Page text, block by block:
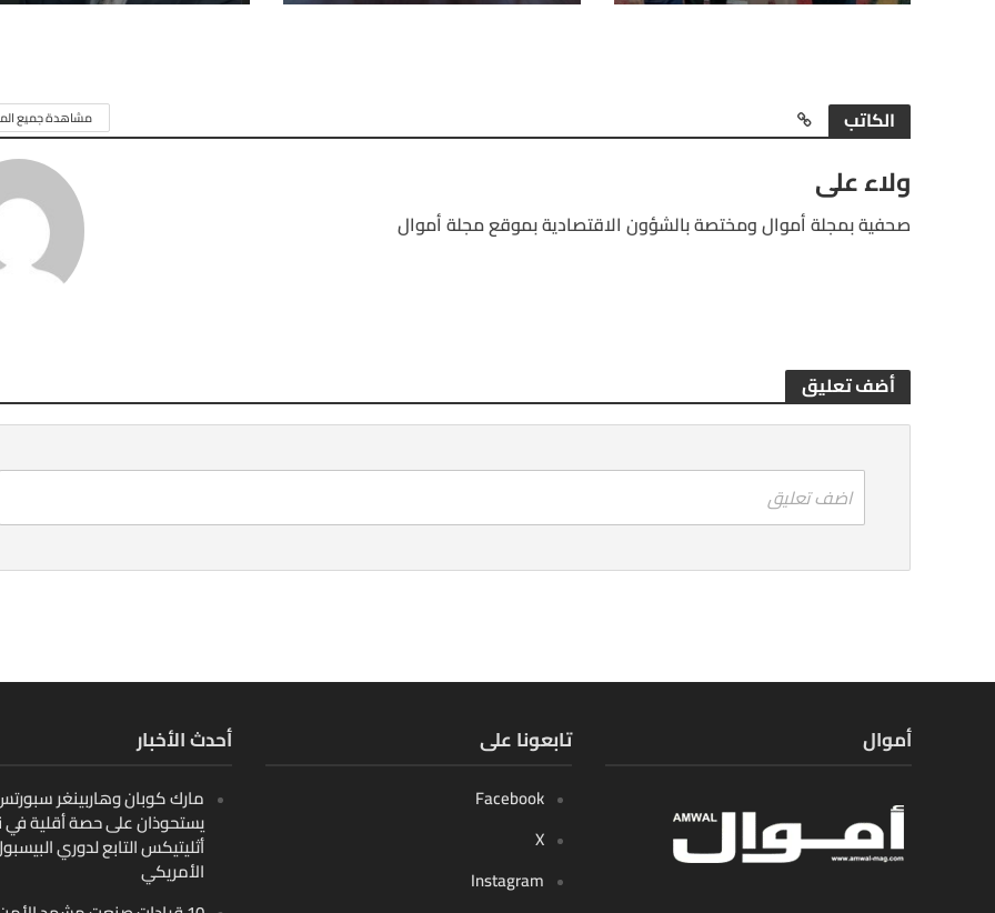
الكاتب مشاهدة جميع
ولاء على
صحفية بمجلة أموال ومختصة بالشؤون الاقتصادية بموقع مجلة أموال
أضف تعليق
اضف تعليق
أحدث الأخبار
مارك كوبان وهاربينغر سبورتس
يستحوذان على حصة أقلية في
أثليتيكس التابع لدوري
الأمريكي
تابعونا على
Facebook
X
Instagram
أموال